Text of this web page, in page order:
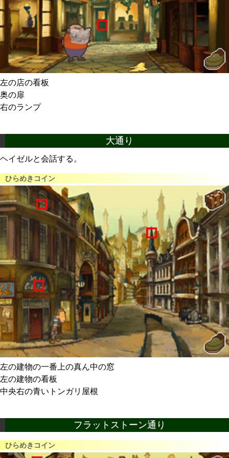
左の店の看板
奥の扉
右のランプ
大通り
ヘイゼルと会話する。
ひらめきコイン
左の建物の一番上の真ん中の窓
左の建物の看板
中央右の青いトンガリ屋根
フラットストーン通り
ひらめきコイン